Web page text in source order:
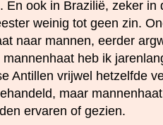
En ook in Brazilië, zeker in
weinig tot geen zin.
naar mannen, eerder
heb ik
Antillen vrijwel hetzelfde
maar
ervaren of gezien.